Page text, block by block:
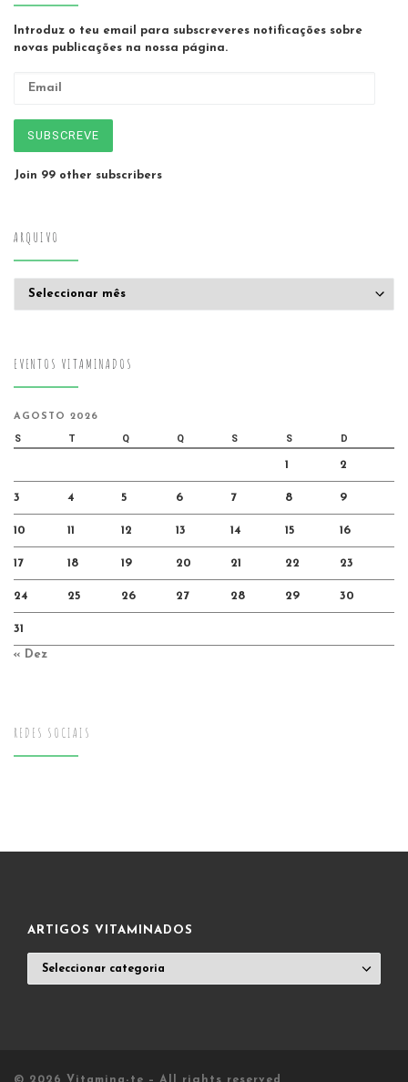
Introduz o teu email para subscreveres notificações sobre
novas publicações na nossa página.
SUBSCREVE
Join 99 other subscribers
ARQUIVO
EVENTOS VITAMINADOS
AGOSTO 2026
S T Q Q S S D
1 2
3 4 5 6 7 8 9
10 11 12 13 14 15 16
17 18 19 20 21 22 23
24 25 26 27 28 29 30
31
« Dez
REDES SOCIAIS
ARTIGOS VITAMINADOS
VITAMINADOS